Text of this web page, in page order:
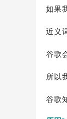
如果
近义
谷歌
所以
谷歌